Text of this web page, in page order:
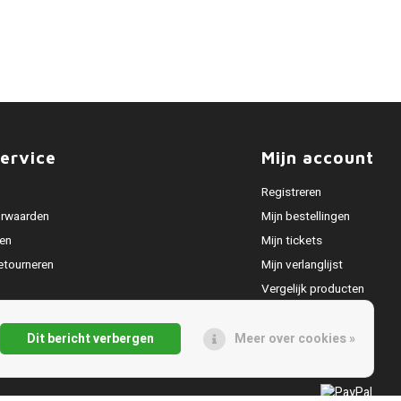
Mijn account
Registreren
Mijn bestellingen
Mijn tickets
Mijn verlanglijst
Vergelijk producten
Dit bericht verbergen Meer over cookies »